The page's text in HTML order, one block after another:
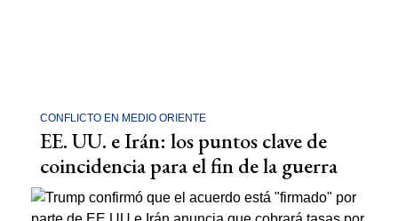
CONFLICTO EN MEDIO ORIENTE
EE. UU. e Irán: los puntos clave de
coincidencia para el fin de la guerra